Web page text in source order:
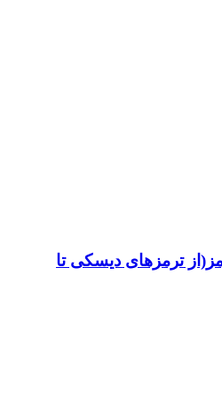
ترمزهای دیسکی تا